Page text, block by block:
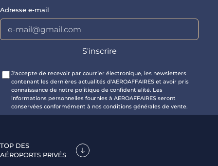
Adresse e-mail
J'accepte de recevoir par courrier électronique, les newsletters
contenant les dernières actualités d'AEROAFFAIRES et avoir pris
connaissance de notre politique de confidentialité. Les
informations personnelles fournies à AEROAFFAIRES seront
conservées conformément à nos conditions générales de vente.
TOP DES
AÉROPORTS PRIVÉS